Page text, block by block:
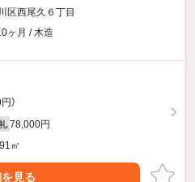
区西尾久６丁目
ヶ月 / 木造
）
78,000円
㎡
見る